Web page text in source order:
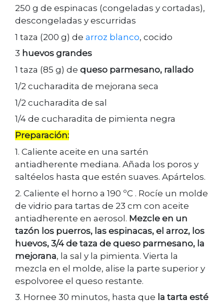
250 g de espinacas (congeladas y cortadas),
descongeladas y escurridas
1 taza (200 g) de arroz blanco, cocido
3 huevos grandes
1 taza (85 g) de queso parmesano, rallado
1/2 cucharadita de mejorana seca
1/2 cucharadita de sal
1/4 de cucharadita de pimienta negra
Preparación:
1. Caliente aceite en una sartén
antiadherente mediana. Añada los poros y
saltéelos hasta que estén suaves. Apártelos.
2. Caliente el horno a 190 ºC . Rocíe un molde
de vidrio para tartas de 23 cm con aceite
antiadherente en aerosol. Mezcle en un
tazón los puerros, las espinacas, el arroz, los
huevos, 3/4 de taza de queso parmesano, la
mejorana, la sal y la pimienta. Vierta la
mezcla en el molde, alise la parte superior y
espolvoree el queso restante.
3. Hornee 30 minutos, hasta que la tarta esté